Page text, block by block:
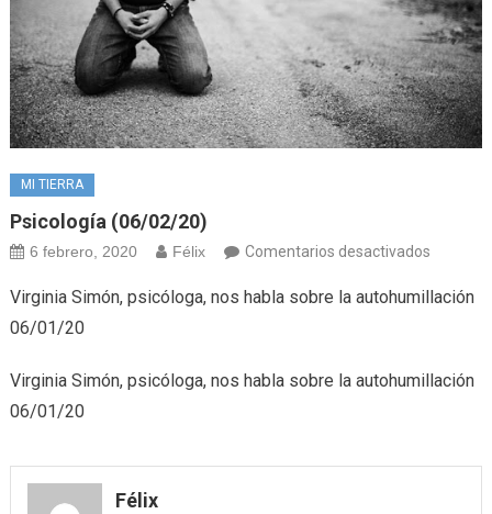
MI TIERRA
Psicología (06/02/20)
6 febrero, 2020 Félix Comentarios desactivadosen
(06/02/
Virginia Simón, psicóloga, nos habla sobre la autohumillación
06/01/20
Virginia Simón, psicóloga, nos habla sobre la autohumillación
06/01/20
Félix